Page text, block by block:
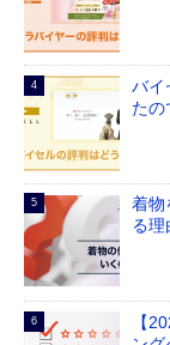
バイ
たの
着物
る理
【